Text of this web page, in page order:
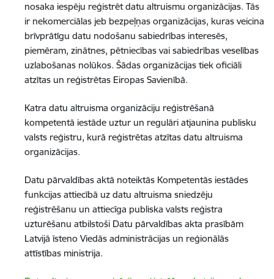
nosaka iespēju reģistrēt datu altruismu organizācijas. Tās
ir nekomerciālas jeb bezpeļņas organizācijas, kuras veicina
brīvprātīgu datu nodošanu sabiedrības interesēs,
piemēram, zinātnes, pētniecības vai sabiedrības veselības
uzlabošanas nolūkos. Šādas organizācijas tiek oficiāli
atzītas un reģistrētas Eiropas Savienībā.
Katra datu altruisma organizāciju reģistrēšanā
kompetentā iestāde uztur un regulāri atjaunina publisku
valsts reģistru, kurā reģistrētas atzītas datu altruisma
organizācijas.
Datu pārvaldības aktā noteiktās Kompetentās iestādes
funkcijas attiecībā uz datu altruisma sniedzēju
reģistrēšanu un attiecīga publiska valsts reģistra
uzturēšanu atbilstoši Datu pārvaldības akta prasībām
Latvijā īsteno Viedās administrācijas un reģionālās
attīstības ministrija.